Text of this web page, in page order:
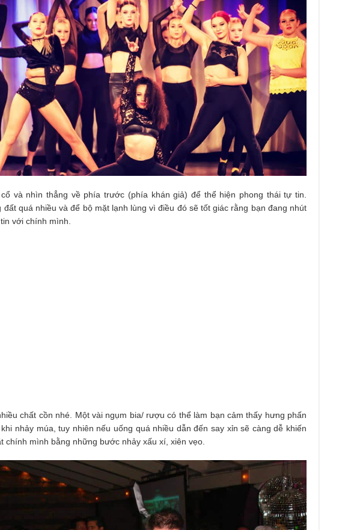
và nhìn thẳng về phía trước (phía khán giả) để thể hiện phong thái tự tin.
đất quá nhiều và để bộ mặt lạnh lùng vì điều đó sẽ tốt giác rằng bạn đang nhút
với chính mình.
chất cồn nhé. Một vài ngụm bia/ rượu có thể làm bạn cảm thấy hưng phấn
nhảy múa, tuy nhiên nếu uống quá nhiều dẫn đến say xỉn sẽ càng dễ khiến
chính mình bằng những bước nhảy xấu xí, xiên vẹo.